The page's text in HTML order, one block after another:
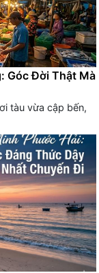
Góc Đời Thật Mà
tàu vừa cập bến,